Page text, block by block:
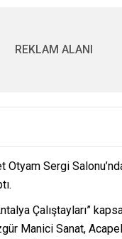
REKLAM ALANI
Sergi
Çalıştayları”
Sanat,